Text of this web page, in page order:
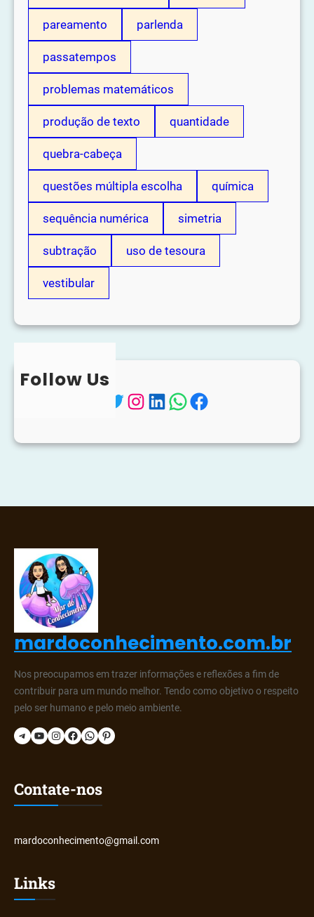
pareamento parlenda
passatempos
problemas matemáticos
produção de texto quantidade
quebra-cabeça
questões múltipla escolha química
sequência numérica simetria
subtração uso de tesoura
vestibular
Follow Us
Instagram LinkedIn WhatsApp Facebook
mardoconhecimento.com.br
Nos preocupamos em trazer informações e reflexões a fim de
contribuir para um mundo melhor. Tendo como objetivo o respeito
pelo ser humano e pelo meio ambiente.
Telegram YouTube Instagram Facebook WhatsApp Pinterest
Contate-nos
mardoconhecimento@gmail.com
Links